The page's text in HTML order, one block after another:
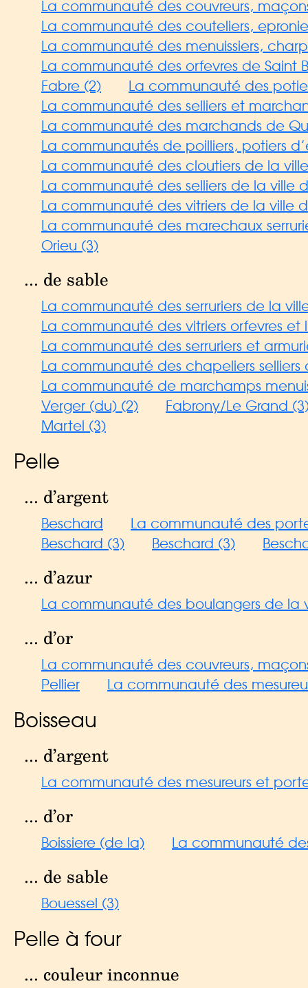
La communauté des couvreurs,
La communauté des couteliers,
La communauté des menuissiers,
La communauté des orfevres de Saint
Fabre (2)
La communauté des
La communauté des selliers et
La communauté des marchands de
La communautés de poilliers, potiers
La communauté des cloutiers de la
La communauté des selliers de la ville
La communauté des vitriers de la ville
La communauté des marechaux
Orieu (3)
... de sable
La communauté des serruriers de la
La communauté des vitriers orfevres
La communauté des serruriers et
La communauté des chapeliers selliers
La communauté de marchamps
Verger (du) (2)
Fabrony/Le Grand
Martel (3)
Pelle
... d’argent
Beschard
La communauté des
Beschard (3)
Beschard (3)
... d’azur
La communauté des boulangers de la
... d’or
La communauté des couvreurs,
Pellier
La communauté des
Boisseau
... d’argent
La communauté des mesureurs et
... d’or
Boissiere (de la) La communauté
... de sable
Bouessel (3)
Pelle à four
... couleur inconnue